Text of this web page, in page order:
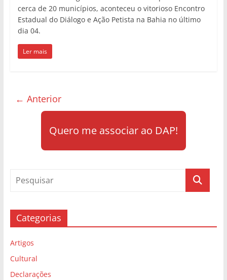
cerca de 20 municípios, aconteceu o vitorioso Encontro
Estadual do Diálogo e Ação Petista na Bahia no último
dia 04.
Ler mais
← Anterior
Quero me associar ao DAP!
Categorias
Artigos
Cultural
Declarações